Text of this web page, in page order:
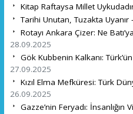
Kitap Raftaysa Millet
Tarihi Unutan, Tuzakta Uyanır -
Rotayı Ankara Çizer: Ne
28.09.2025
Gök Kubbenin Kalkanı:
27.09.2025
Kızıl Elma Mefküresi: Türk
26.09.2025
Gazze’nin Feryadı: İnsanlığın